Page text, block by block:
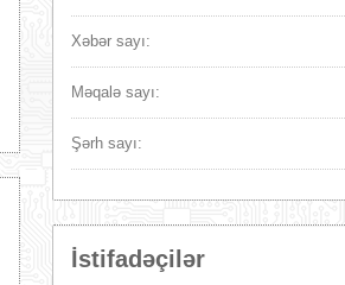
Xəbər sayı:
Məqalə sayı:
Şərh sayı:
İstifadəçilər